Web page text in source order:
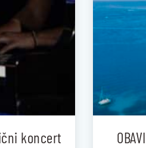
koncert